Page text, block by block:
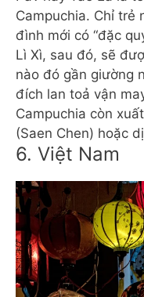
Campuchia. Chỉ trẻ
đình mới có “đặc
Lì Xì, sau đó, sẽ
nào đó gần giường
đích lan toả vận
Campuchia còn
(Saen Chen) hoặc
6. Việt Nam